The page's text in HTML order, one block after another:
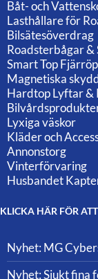
Båt- och
Lasthållare för
Bilsätesöverdrag
Roadsterbågar
Smart Top
Magnetiska
Hardtop Lyftar &
Lyxiga väskor
Kläder och
Annonstorg
Vinterförvaring
Husbandet
KLICKA HÄR FÖR
Nyhet: MG
Nyhet: Sjukt fina